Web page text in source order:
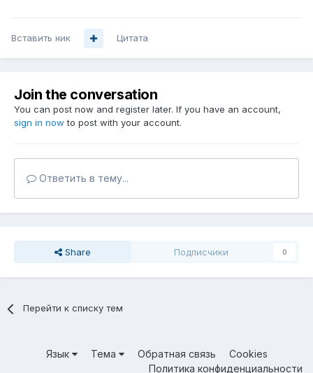
Вставить ник Цитата
Join the conversation
You can post now and register later. If you have an account,
sign in now to post with your account.
Ответить в тему...
Share Подписчики 0
Перейти к списку тем
Язык Тема Обратная связь
Cookies
Политика конфиденциальности